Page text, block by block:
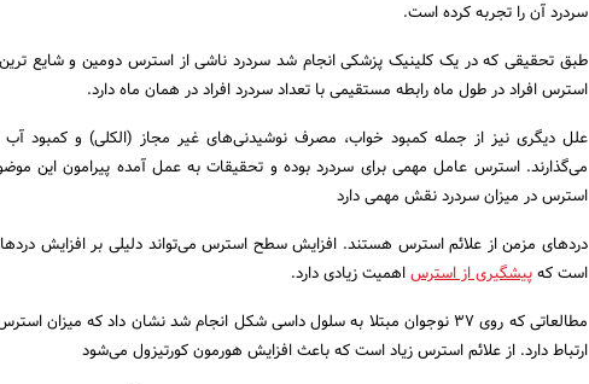
سردرد آن را تجربه کرده است.
طبق تحقیقی که در یک کلینیک پزشکی انجام شد سردرد ناشی از استرس دومین و شایع
استرس افراد در طول ماه رابطه مستقیمی با تعداد سردرد افراد در همان ماه دارد.
علل دیگری نیز از جمله کمبود خواب، مصرف نوشیدنی‌های غیر مجاز (الکلی) و کمبود آب
می‌گذارند. استرس عامل مهمی برای سردرد بوده و تحقیقات به عمل آمده پیرامون این
استرس در میزان سردرد نقش مهمی دارد
دردهای مزمن از علائم استرس هستند. افزایش سطح استرس می‌تواند دلیلی بر افزایش
است کهپیشگیری از استرساهمیت زیادی دارد.
مطالعاتی که روی ۳۷ نوجوان مبتلا به سلول داسی شکل انجام شد نشان داد که میزان
ارتباط دارد. از علائم استرس زیاد است که باعث افزایش هورمون کورتیزول می‌شود